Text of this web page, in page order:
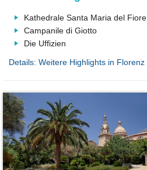
Kathedrale Santa Maria del Fiore
Campanile di Giotto
Die Uffizien
Details: Weitere Highlights in Florenz